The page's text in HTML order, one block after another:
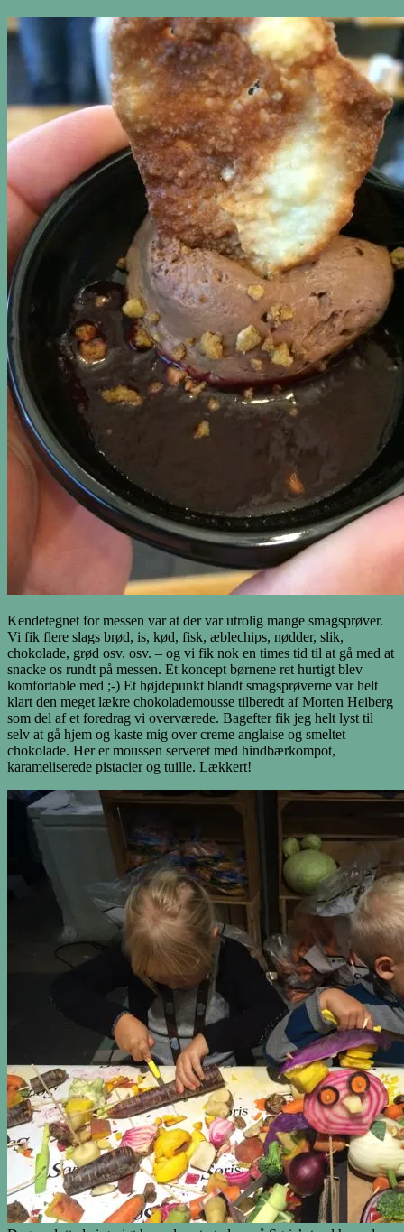
Kendetegnet for messen var at der var utrolig mange smagsprøver.
Vi fik flere slags brød, is, kød, fisk, æblechips, nødder, slik,
chokolade, grød osv. osv. – og vi fik nok en times tid til at gå med at
snacke os rundt på messen. Et koncept børnene ret hurtigt blev
komfortable med ;-) Et højdepunkt blandt smagsprøverne var helt
klart den meget lækre chokolademousse tilberedt af Morten Heiberg
som del af et foredrag vi overværede. Bagefter fik jeg helt lyst til
selv at gå hjem og kaste mig over creme anglaise og smeltet
chokolade. Her er moussen serveret med hindbærkompot,
karameliserede pistacier og tuille. Lækkert!